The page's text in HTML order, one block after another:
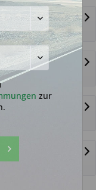
zur